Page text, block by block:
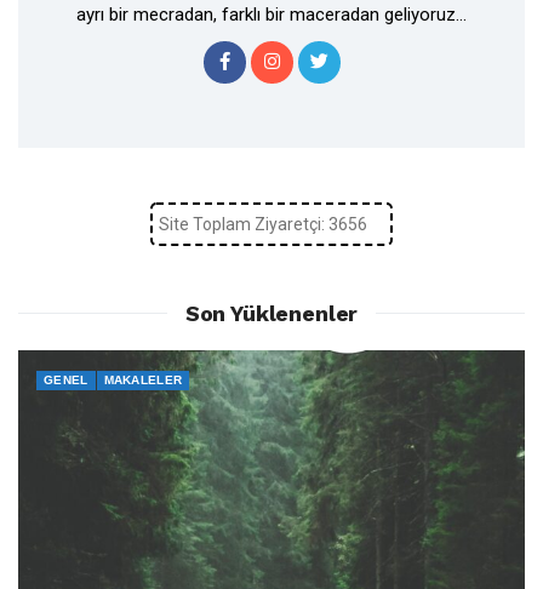
ayrı bir mecradan, farklı bir maceradan geliyoruz...
Site Toplam Ziyaretçi: 3656
Son Yüklenenler
GENEL MAKALELER